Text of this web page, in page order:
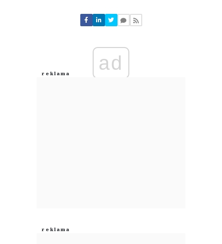
Nie znaleziono komentarzy
Zostaw swoje komentarze
Anuluj
ad